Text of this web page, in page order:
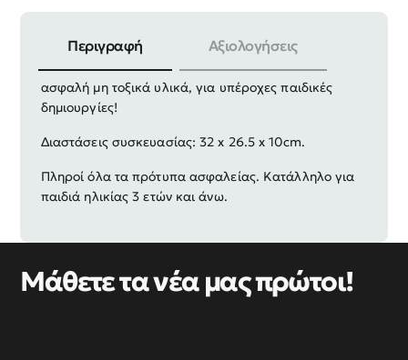
Περιγραφή Αξιολογήσεις
Σετ κατασκευών DIY με πολύχρωμα τουβλάκια, από
ασφαλή μη τοξικά υλικά, για υπέροχες παιδικές
δημιουργίες!
Διαστάσεις συσκευασίας: 32 x 26.5 x 10cm.
Πληροί όλα τα πρότυπα ασφαλείας. Κατάλληλο για
παιδιά ηλικίας 3 ετών και άνω.
Μάθετε τα νέα μας πρώτοι!